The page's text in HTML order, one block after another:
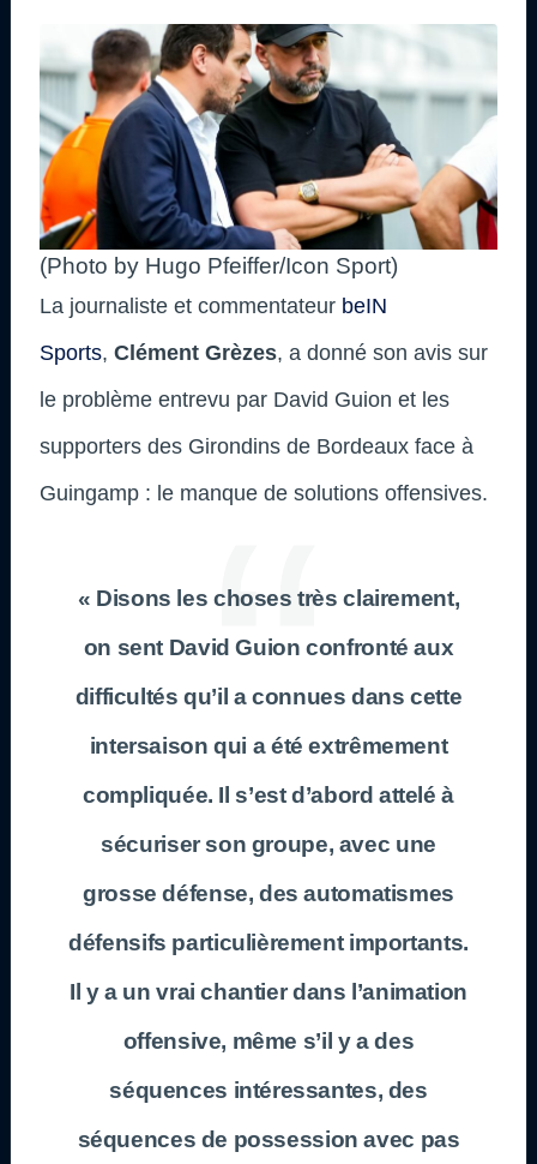
(Photo by Hugo Pfeiffer/Icon Sport)
La journaliste et commentateur beIN
Sports, Clément Grèzes, a donné son avis sur
le problème entrevu par David Guion et les
supporters des Girondins de Bordeaux face à
Guingamp : le manque de solutions offensives.
« Disons les choses très clairement,
on sent David Guion confronté aux
difficultés qu’il a connues dans cette
intersaison qui a été extrêmement
compliquée. Il s’est d’abord attelé à
sécuriser son groupe, avec une
grosse défense, des automatismes
défensifs particulièrement importants.
Il y a un vrai chantier dans l’animation
offensive, même s’il y a des
séquences intéressantes, des
séquences de possession avec pas